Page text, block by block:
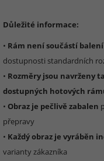
Důležité informace:
• Rám není součástí balení
dostupnosti standardních
• Rozměry jsou navrženy
dostupných hotových
• Obraz je pečlivě zabalen
přepravy
• Každý obraz je vyráběn
varianty zákazníka